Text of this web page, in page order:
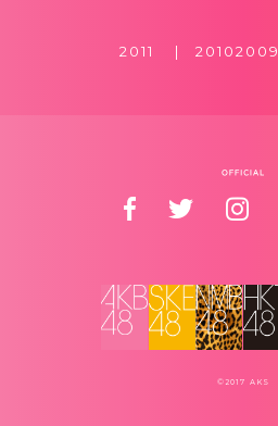
2011 20102009
©2017 AKS